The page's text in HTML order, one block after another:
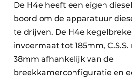
De H4e heeft een eigen
boord om de apparatuur
te drijven. De H4e
invoermaat tot 185mm,
38mm afhankelijk van de
breekkamerconfiguratie en